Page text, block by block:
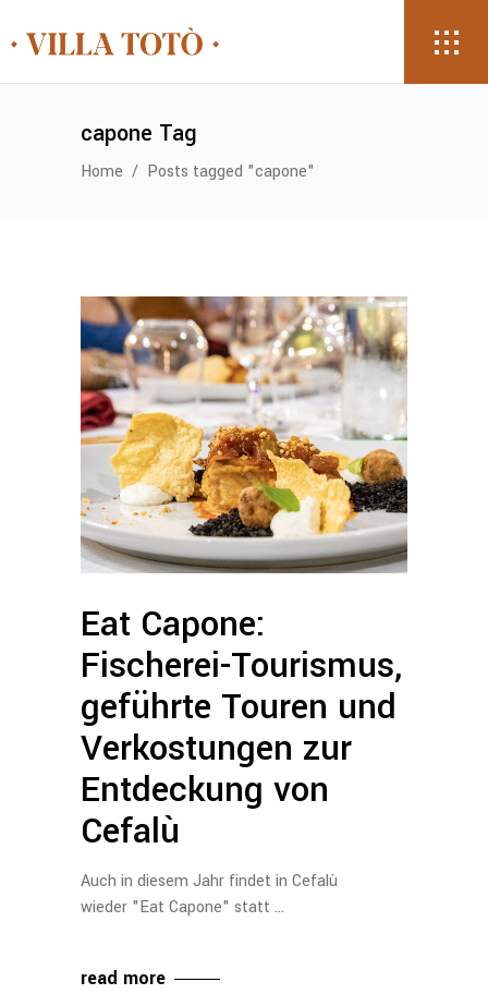
capone Tag
Home / Posts tagged "capone"
Eat Capone:
Fischerei-Tourismus,
geführte Touren und
Verkostungen zur
Entdeckung von
Cefalù
Auch in diesem Jahr findet in Cefalù
wieder "Eat Capone" statt
read more